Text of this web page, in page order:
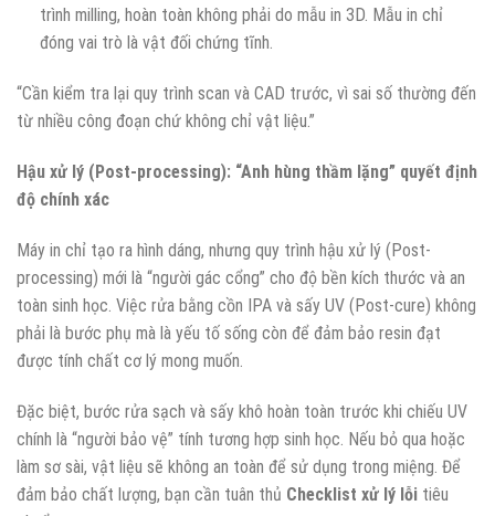
trình milling, hoàn toàn không phải do mẫu in 3D. Mẫu in chỉ
đóng vai trò là vật đối chứng tĩnh.
“Cần kiểm tra lại quy trình scan và CAD trước, vì sai số thường đến
từ nhiều công đoạn chứ không chỉ vật liệu.”
Hậu xử lý (Post-processing): “Anh hùng thầm lặng” quyết định
độ chính xác
Máy in chỉ tạo ra hình dáng, nhưng quy trình hậu xử lý (Post-
processing) mới là “người gác cổng” cho độ bền kích thước và an
toàn sinh học. Việc rửa bằng cồn IPA và sấy UV (Post-cure) không
phải là bước phụ mà là yếu tố sống còn để đảm bảo resin đạt
được tính chất cơ lý mong muốn.
Đặc biệt, bước rửa sạch và sấy khô hoàn toàn trước khi chiếu UV
chính là “người bảo vệ” tính tương hợp sinh học. Nếu bỏ qua hoặc
làm sơ sài, vật liệu sẽ không an toàn để sử dụng trong miệng. Để
đảm bảo chất lượng, bạn cần tuân thủ Checklist xử lý lỗi tiêu